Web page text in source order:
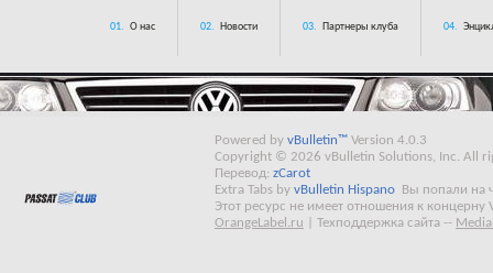
01. О нас 02. Новости 03. Партнеры клуба 04.
Powered by vBulletin™ Version 4.0.3
Copyright © 2026 vBulletin Solutions, Inc. All
Перевод: zCarot
Extra Tabs by vBulletin Hispano
Вы попали на
Этот ресурс не имеет отношения к концерну
OrangeLabel.ru
Техподдержка сайта --